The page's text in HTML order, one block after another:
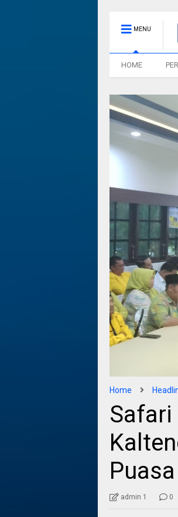
MENU
HOME
Home
Safari
admin 1 0